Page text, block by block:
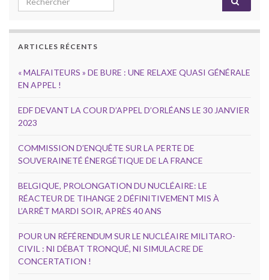
ARTICLES RÉCENTS
« MALFAITEURS » DE BURE : UNE RELAXE QUASI GÉNÉRALE
EN APPEL !
EDF DEVANT LA COUR D’APPEL D’ORLÉANS LE 30 JANVIER
2023
COMMISSION D’ENQUÊTE SUR LA PERTE DE
SOUVERAINETÉ ÉNERGÉTIQUE DE LA FRANCE
BELGIQUE, PROLONGATION DU NUCLÉAIRE: LE
RÉACTEUR DE TIHANGE 2 DÉFINITIVEMENT MIS À
L’ARRÊT MARDI SOIR, APRÈS 40 ANS
POUR UN RÉFÉRENDUM SUR LE NUCLÉAIRE MILITARO-
CIVIL : NI DÉBAT TRONQUÉ, NI SIMULACRE DE
CONCERTATION !